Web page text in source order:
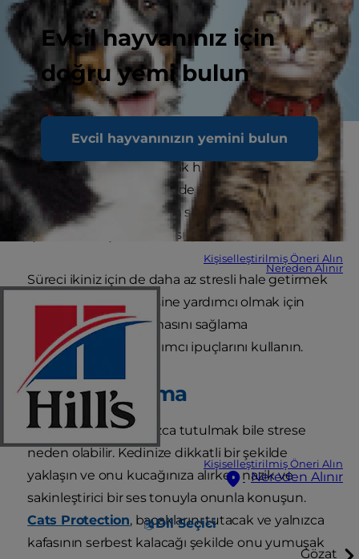
Evcil hayvanınız için
doğru yemi bulun
Evcil hayvanınızın yemini bulun
Kişiselleştirilmiş Öneri Alın
Nereden Alınır
Kişiselleştirilmiş Öneri Alın
Nereden Alınır
Dil Seçici
Gözat
Özellikle daha iyi hissetmek için ilaç içmeniz
gerektiğinde hasta olmak hiç eğlenceli değildir.
Bu, tüylü dostlarınız için de geçerli. Hastalık veya
alerji nedeniyle, kedilerin sağlıklarını iyileştirmek
için bazen ilaç kullanması gerekir.
Süreci ikiniz için de daha az stresli hale getirmek
ve daha iyi hissetmesine yardımcı olmak için
kedinizin hapını yutmasını sağlama
konusundaki bu yardımcı ipuçlarını kullanın.
Kedinizi Tutma
Bazı kediler için yalnızca tutulmak bile strese
neden olabilir. Kedinize dikkatli bir şekilde
yaklaşın ve onu kucağınıza alırken nazik ve
sakinleştirici bir ses tonuyla onunla konuşun.
Cats Protection, bacaklarını tutacak ve yalnızca
kafasının serbest kalacağı şekilde onu yumuşak